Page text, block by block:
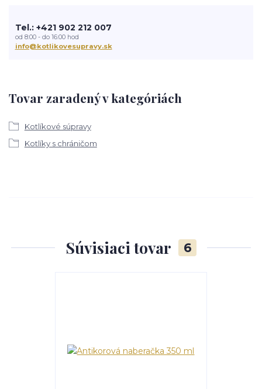
Tovar zaradený v kategóriách
Kotlíkové súpravy
Kotlíky s chráničom
Tel.: +421 902 212 007
od 8:00 - do 16:00 hod
info@kotlikovesupravy.sk
Súvisiaci tovar 6